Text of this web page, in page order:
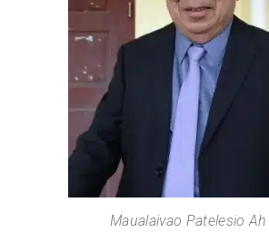
Maualaivao Patelesio